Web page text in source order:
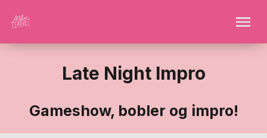
Late Night Impro
Gameshow, bobler og impro!